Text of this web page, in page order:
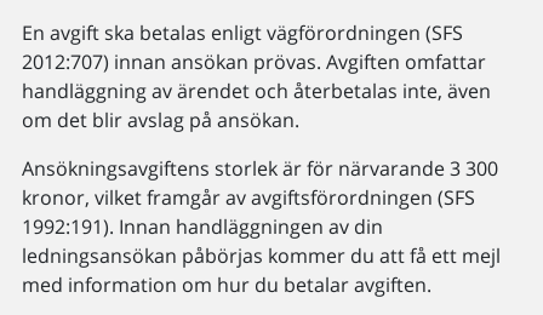
En avgift ska betalas enligt vägförordningen (SFS
2012:707) innan ansökan prövas. Avgiften omfattar
handläggning av ärendet och återbetalas inte, även
om det blir avslag på ansökan.
Ansökningsavgiftens storlek är för närvarande 3 300
kronor, vilket framgår av avgiftsförordningen (SFS
1992:191). Innan handläggningen av din
ledningsansökan påbörjas kommer du att få ett mejl
med information om hur du betalar avgiften.